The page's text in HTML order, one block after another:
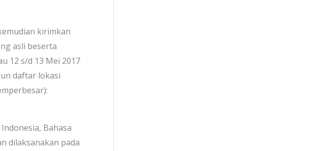
kirimkan
asli beserta
12 s/d 13 Mei 2017
daftar lokasi
Bahasa
dilaksanakan pada